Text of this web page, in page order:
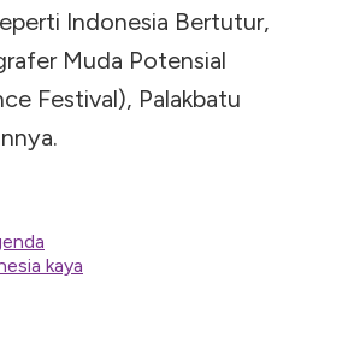
Indonesia Bertutur,
Muda Potensial
Festival), Palakbatu
kaya